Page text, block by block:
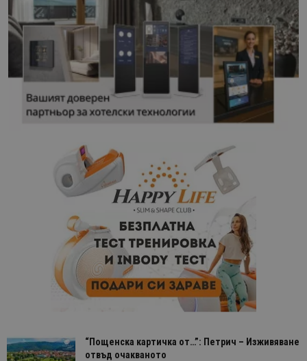
“Пощенска картичка от…”: Петрич – Изживяване
отвъд очакваното